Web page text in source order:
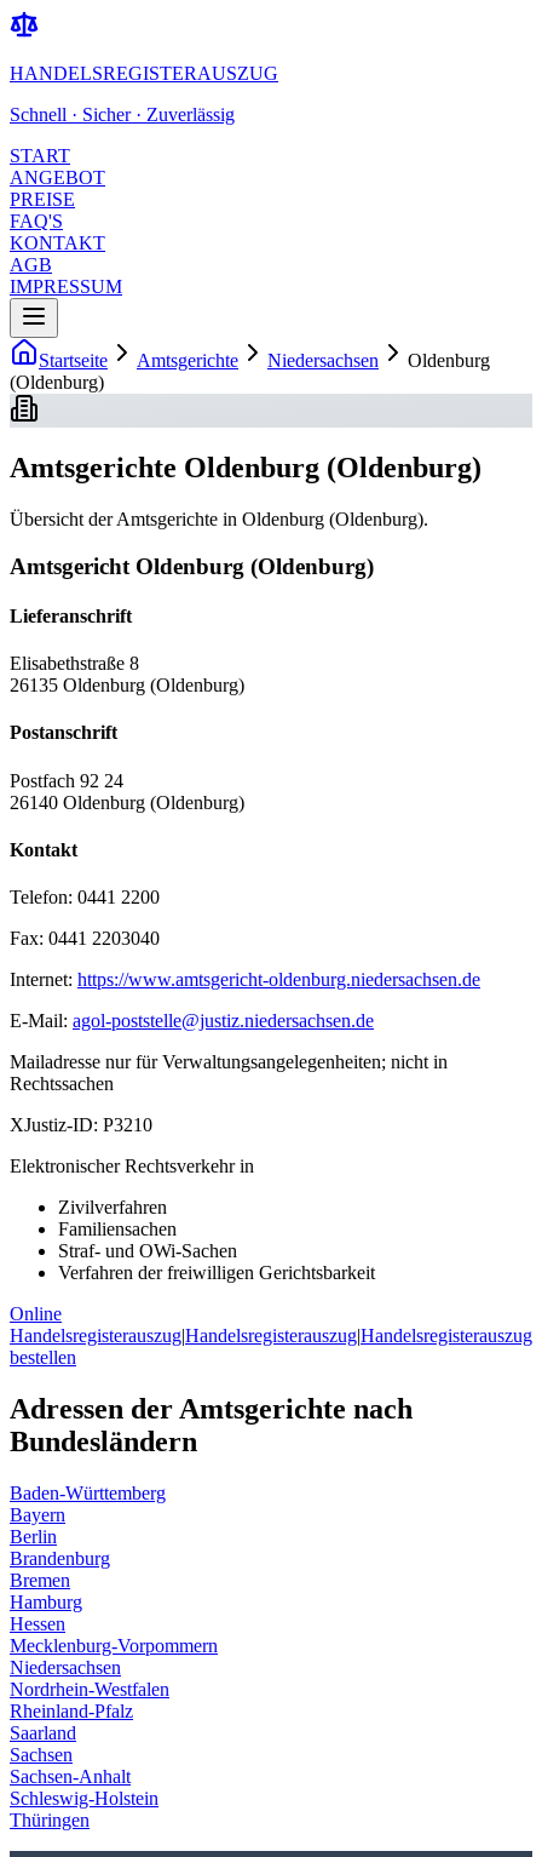
HANDELSREGISTERAUSZUG
Schnell · Sicher · Zuverlässig
START
ANGEBOT
PREISE
FAQ'S
KONTAKT
AGB
IMPRESSUM
Startseite Amtsgerichte Niedersachsen
Oldenburg
(Oldenburg)
Amtsgerichte Oldenburg (Oldenburg)
Übersicht der Amtsgerichte in Oldenburg (Oldenburg).
Amtsgericht Oldenburg (Oldenburg)
Lieferanschrift
Elisabethstraße 8
26135 Oldenburg (Oldenburg)
Postanschrift
Postfach 92 24
26140 Oldenburg (Oldenburg)
Kontakt
Telefon: 0441 2200
Fax: 0441 2203040
Internet: https://www.amtsgericht-oldenburg.niedersachsen.de
E-Mail: agol-poststelle@justiz.niedersachsen.de
Mailadresse nur für Verwaltungsangelegenheiten; nicht in
Rechtssachen
XJustiz-ID: P3210
Elektronischer Rechtsverkehr in
Zivilverfahren
Familiensachen
Straf- und OWi-Sachen
Verfahren der freiwilligen Gerichtsbarkeit
Online
Handelsregisterauszug|Handelsregisterauszug|Handelsregisterauszug
bestellen
Adressen der Amtsgerichte nach
Bundesländern
Baden-Württemberg
Bayern
Berlin
Brandenburg
Bremen
Hamburg
Hessen
Mecklenburg-Vorpommern
Niedersachsen
Nordrhein-Westfalen
Rheinland-Pfalz
Saarland
Sachsen
Sachsen-Anhalt
Schleswig-Holstein
Thüringen